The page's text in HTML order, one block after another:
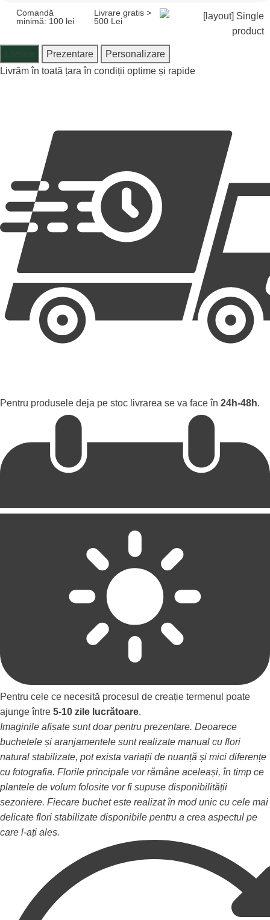
Comandă
minimă: 100 lei
Livrare gratis >
500 Lei
Livrare Prezentare
Personalizare
Livrăm în toată țara în condiții optime și rapide
Pentru produsele deja pe stoc livrarea se va face în 24h-48h.
Pentru cele ce necesită procesul de creație termenul poate
ajunge între 5-10 zile lucrătoare.
Imaginile afișate sunt doar pentru prezentare. Deoarece
buchetele și aranjamentele sunt realizate manual cu flori
natural stabilizate, pot exista variații de nuanță și mici diferențe
cu fotografia. Florile principale vor rămâne aceleași, în timp ce
plantele de volum folosite vor fi supuse disponibilității
sezoniere. Fiecare buchet este realizat în mod unic cu cele mai
delicate flori stabilizate disponibile pentru a crea aspectul pe
care l-ați ales.